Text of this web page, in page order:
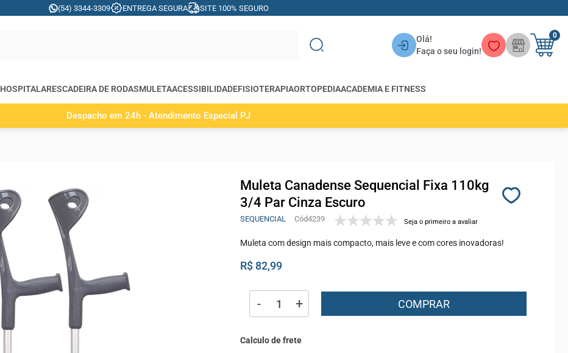
(54) 3344-3309 ENTREGA SEGURA SITE 100% SEGURO
Olá!
Faça o seu login!
0
HOSPITALARESCADEIRA DE RODASMULETAACESSIBILIDADEFISIOTERAPIAORTOPEDIAACADEMIA E FITNESS
Despacho em 24h - Atendimento Especial PJ
Muleta Canadense Sequencial Fixa 110kg
3/4 Par Cinza Escuro
SEQUENCIAL 4239 Seja o primeiro a avaliar
Muleta com design mais compacto, mais leve e com cores inovadoras!
R$ 82,99
- + COMPRAR